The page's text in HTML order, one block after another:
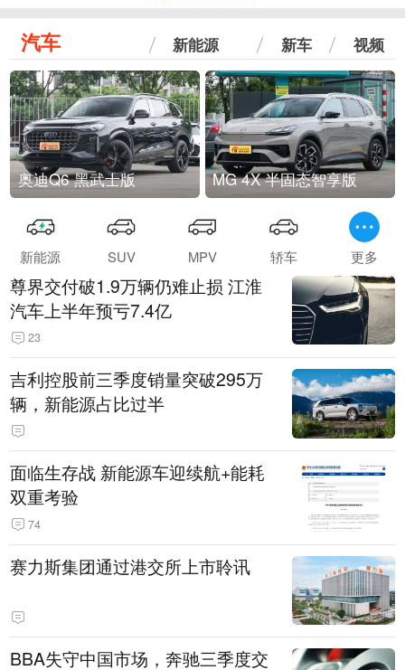
汽车 新能源 新车 视频
奥迪Q6 黑武士版 MG 4X 半固态智享版
新能源 SUV MPV 轿车 更多
尊界交付破1.9万辆仍难止损 江淮
汽车上半年预亏7.4亿
23
吉利控股前三季度销量突破295万
辆，新能源占比过半
面临生存战 新能源车迎续航+能耗
双重考验
74
赛力斯集团通过港交所上市聆讯
BBA失守中国市场，奔驰三季度交